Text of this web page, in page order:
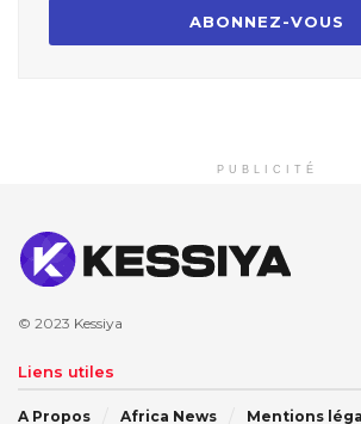
PUBLICITÉ
© 2023 Kessiya
Liens utiles
A Propos Africa News Mentions